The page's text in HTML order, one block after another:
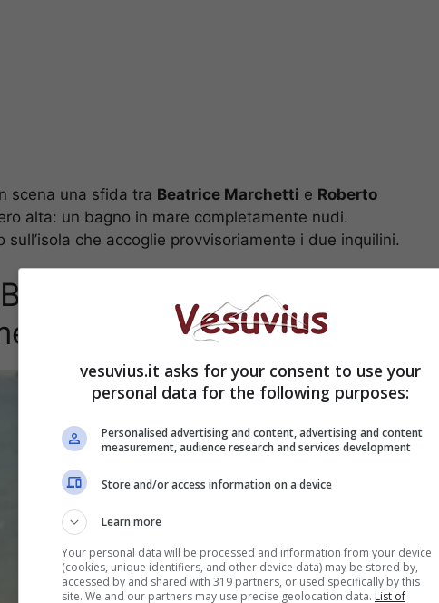
scena una sfida tra Beatrice Marchetti e Roberto
alta: un bagno in mare completamente nudi.
che accoglie provvisoriamente i due inquilini.
Marchetti fa il
nuda!
vesuvius.it asks for your consent to use your
personal data for the following purposes:
Personalised advertising and content, advertising and content
measurement, audience research and services development
Store and/or access information on a device
Learn more
Your personal data will be processed and information from your device
(cookies, unique identifiers, and other device data) may be stored by,
accessed by and shared with 319 partners, or used specifically by this
site. We and our partners may use precise geolocation data. List of